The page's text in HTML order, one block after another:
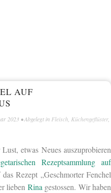
AUF
2023 • Abgelegt in Fleisch Küchengeflüster,
etwas Neues auszuprobieren
Rezeptsammlung auf
Rezept „Geschmorter Fenchel
lieben Rina gestossen. Wir haben